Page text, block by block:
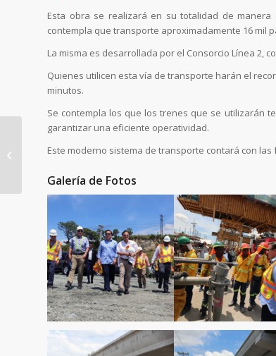
Esta obra se realizará en su totalidad de
contempla que transporte aproximadamente 16 mil
La misma es desarrollada por el Consorcio Línea 2,
Quienes utilicen esta vía de transporte harán el
minutos.
Se contempla los que los trenes que se utilizarán
garantizar una eficiente operatividad.
Este moderno sistema de transporte contará con
Galería de Fotos
la futura estación
Cerro Viento